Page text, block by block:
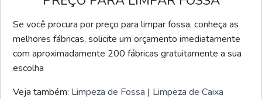
Se você procura por preço para limpar fossa, conheça as
melhores fábricas, solicite um orçamento imediatamente
com aproximadamente 200 fábricas gratuitamente a sua
escolha
Veja também: Limpeza de Fossa | Limpeza de Caixa